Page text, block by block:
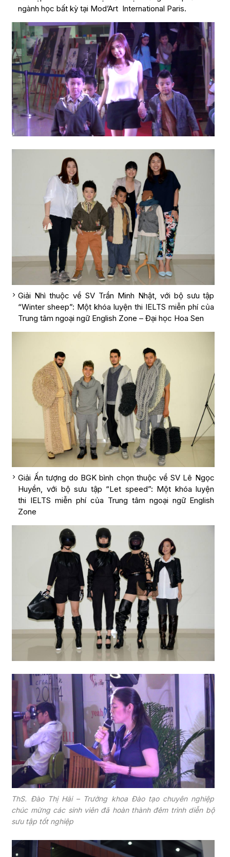
ngành học bất kỳ tại Mod’Art International Paris.
Giải Nhì thuộc về SV Trần Minh Nhật, với bộ sưu tập
“Winter sheep”: Một khóa luyện thi IELTS miễn phí của
Trung tâm ngoại ngữ English Zone – Đại học Hoa Sen
Giải Ấn tượng do BGK bình chọn thuộc về SV Lê Ngọc
Huyền, với bộ sưu tập “Let speed”: Một khóa luyện
thi IELTS miễn phí của Trung tâm ngoại ngữ English
Zone
ThS. Đào Thị Hải – Trưởng khoa Đào tạo chuyên nghiệp
chúc mừng các sinh viên đã hoàn thành đêm trình diễn bộ
sưu tập tốt nghiệp